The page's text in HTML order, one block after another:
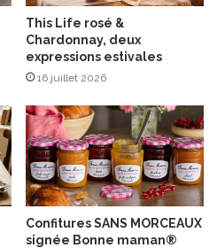
This Life rosé &
Chardonnay, deux
expressions estivales
16 juillet 2026
Confitures SANS MORCEAUX
signée Bonne maman®